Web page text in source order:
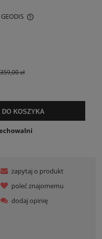
płatności
359,00 zł
DO KOSZYKA
zapytaj o produkt
poleć znajomemu
dodaj opinię